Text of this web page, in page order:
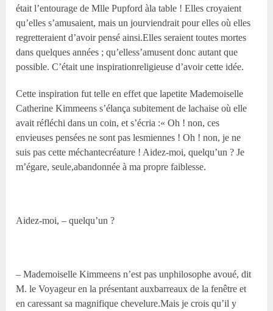
était l’entourage de Mlle Pupford àla table ! Elles croyaient
qu’elles s’amusaient, mais un jourviendrait pour elles où elles
regretteraient d’avoir pensé ainsi.Elles seraient toutes mortes
dans quelques années ; qu’elless’amusent donc autant que
possible. C’était une inspirationreligieuse d’avoir cette idée.
Cette inspiration fut telle en effet que lapetite Mademoiselle
Catherine Kimmeens s’élança subitement de lachaise où elle
avait réfléchi dans un coin, et s’écria :« Oh ! non, ces
envieuses pensées ne sont pas lesmiennes ! Oh ! non, je ne
suis pas cette méchantecréature ! Aidez-moi, quelqu’un ? Je
m’égare, seule,abandonnée à ma propre faiblesse.
Aidez-moi, – quelqu’un ?
– Mademoiselle Kimmeens n’est pas unphilosophe avoué, dit
M. le Voyageur en la présentant auxbarreaux de la fenêtre et
en caressant sa magnifique chevelure.Mais je crois qu’il y